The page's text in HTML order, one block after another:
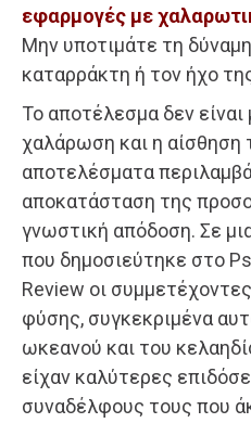
εφαρμογές με
Μην υποτιμάτε τη
καταρράκτη ή τον ήχο
Το αποτέλεσμα δεν είναι
χαλάρωση και η
αποτελέσματα
αποκατάσταση της
γνωστική απόδοση. Σε
που δημοσιεύτηκε στο
Review οι
φύσης, συγκεκριμένα
ωκεανού και του
είχαν καλύτερες
συναδέλφους τους που